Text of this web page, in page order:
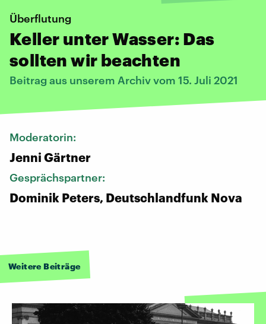
Überflutung
Keller unter Wasser: Das
sollten wir beachten
Beitrag aus unserem Archiv vom 15. Juli 2021
Moderatorin:
Jenni Gärtner
Gesprächspartner:
Dominik Peters, Deutschlandfunk Nova
Weitere Beiträge